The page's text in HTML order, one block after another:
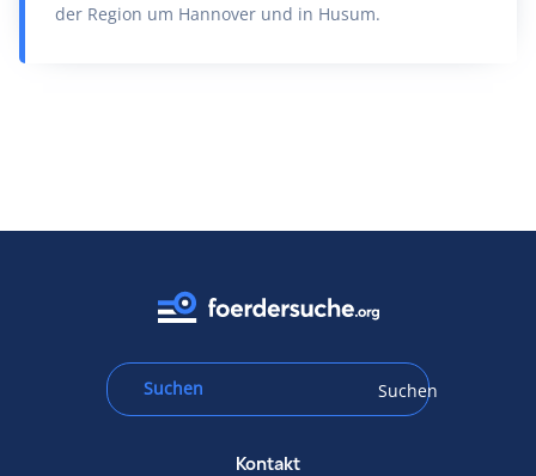
der Region um Hannover und in Husum.
Suchen
Kontakt